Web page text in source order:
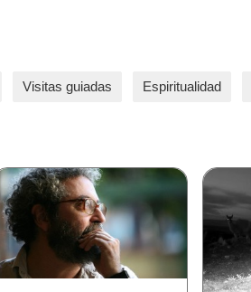
Visitas guiadas Espiritualidad